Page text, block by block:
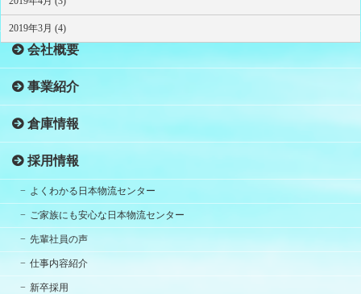
2019年3月 (4)
HOME
会社概要
事業紹介
倉庫情報
採用情報
よくわかる日本物流センター
ご家族にも安心な日本物流センター
先輩社員の声
仕事内容紹介
新卒採用